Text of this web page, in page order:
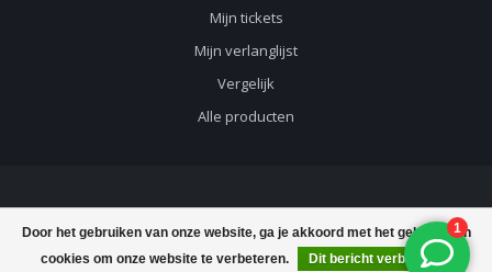
Door het gebruiken van onze website, ga je akkoord met het gebruik van
cookies om onze website te verbeteren.
Dit bericht verbergen
Mijn tickets
Mijn verlanglijst
Vergelijk
Alle producten
© Copyright 2026 Vloerenvisie voor vloeren en toebehoren - Powered by
Lightspeed-Lightspeed design byDyvelopment
FILTERS